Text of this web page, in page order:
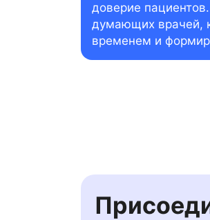
доверие
думающих врачей,
временем и